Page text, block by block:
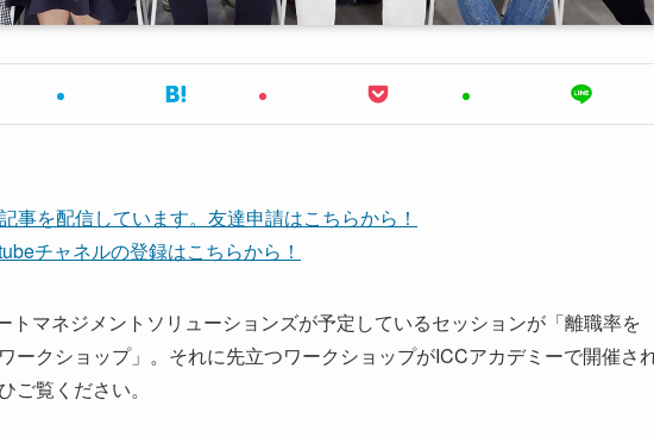
事を配信しています。友達申請はこちらから！
チャネルの登録はこちらから！
トマネジメントソリューションズが予定しているセッションが「離職率を
ークショップ」。それに先立つワークショップがICCアカデミーで開催さ
ご覧ください。